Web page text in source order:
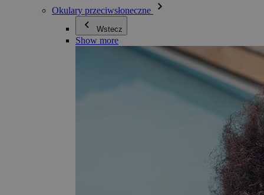
Okulary przeciwsłoneczne
Wstecz
Show more